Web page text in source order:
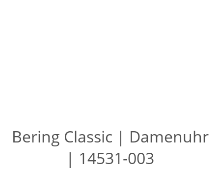
Bering Classic | Damenuhr
| 14531-003